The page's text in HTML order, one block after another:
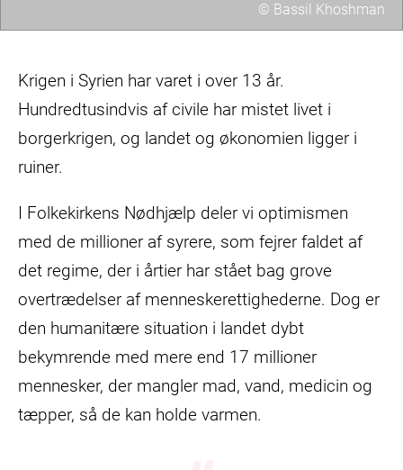
© Bassil Khoshman
Krigen i Syrien har varet i over 13 år.
Hundredtusindvis af civile har mistet livet i
borgerkrigen, og landet og økonomien ligger i
ruiner.
I Folkekirkens Nødhjælp deler vi optimismen
med de millioner af syrere, som fejrer faldet af
det regime, der i årtier har stået bag grove
overtrædelser af menneskerettighederne. Dog er
den humanitære situation i landet dybt
bekymrende med mere end 17 millioner
mennesker, der mangler mad, vand, medicin og
tæpper, så de kan holde varmen.